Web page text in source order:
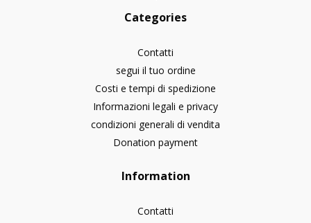
Categories
Contatti
segui il tuo ordine
Costi e tempi di spedizione
Informazioni legali e privacy
condizioni generali di vendita
Donation payment
Information
Contatti